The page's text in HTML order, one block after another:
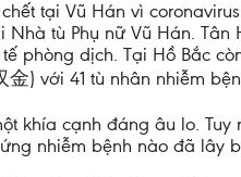
tại Vũ Hán vì
Nhà tù Phụ nữ Vũ Hán.
phòng dịch. Tại Hồ Bắc
) với 41 tù nhân nhiễm
khía cạnh đáng âu lo.
nhiễm bệnh nào đã lây